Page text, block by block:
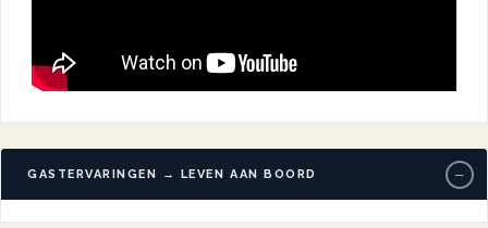
GASTERVARINGEN → LEVEN AAN BOORD −